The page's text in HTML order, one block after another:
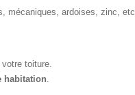
mécaniques, ardoises, zinc, etc.
toiture.
habitation.